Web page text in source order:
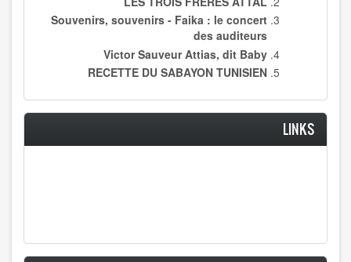
Souvenirs, souvenirs - Faika : le concert
des auditeurs
Victor Sauveur Attias, dit Baby
RECETTE DU SABAYON TUNISIEN
LINKS